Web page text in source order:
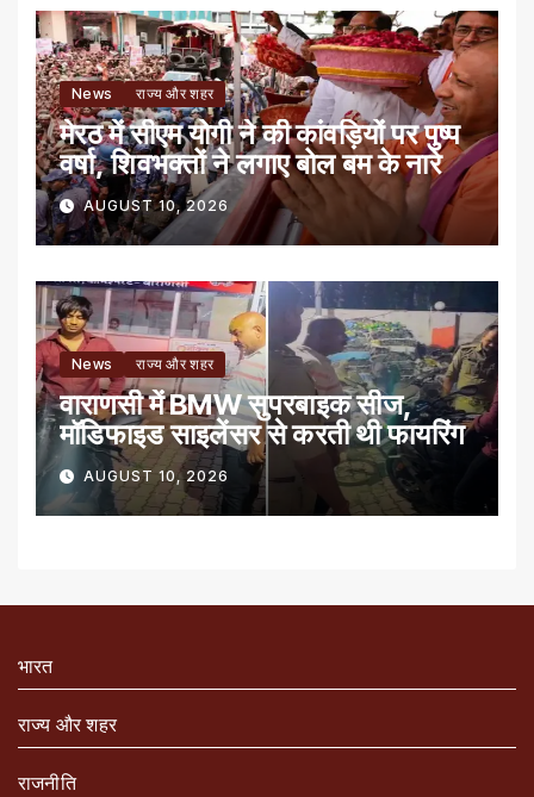
News राज्य और शहर
मेरठ में सीएम योगी ने की कांवड़ियों पर पुष्प
वर्षा, शिवभक्तों ने लगाए बोल बम के नारे
AUGUST 10, 2026
News राज्य और शहर
वाराणसी में BMW सुपरबाइक सीज,
मॉडिफाइड साइलेंसर से करती थी फायरिंग
AUGUST 10, 2026
भारत
राज्य और शहर
राजनीति